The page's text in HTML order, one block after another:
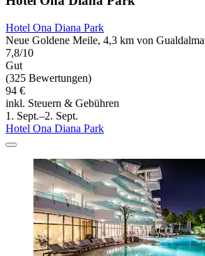
Hotel Ona Diana Park
Neue Goldene Meile, 4,3 km von
7,8/10
Gut
(325 Bewertungen)
94 €
inkl. Steuern & Gebühren
1. Sept.–2. Sept.
Hotel Ona Diana Park